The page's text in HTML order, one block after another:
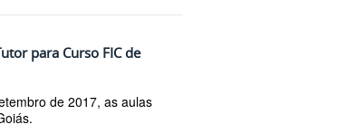
para Curso FIC de
de 2017, as aulas